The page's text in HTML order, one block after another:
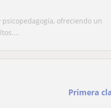
psicopedagogía, ofreciendo un
Primera